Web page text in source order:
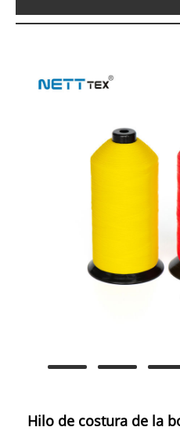
Hilo de costura de la